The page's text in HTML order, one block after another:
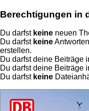
Berechtigungen in
Du darfst keine neuen
Du darfst keine
erstellen.
Du darfst deine Beiträge
Du darfst deine Beiträge
Du darfst keine